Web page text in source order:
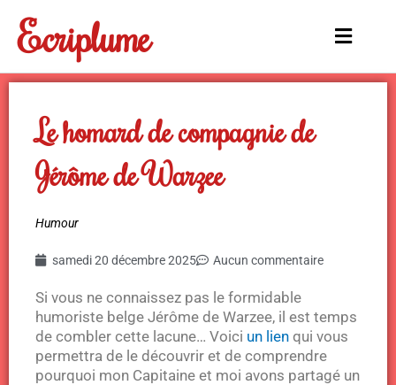
contenu
Ecriplume
Main
Le homard de compagnie de
Jérôme de Warzee
Humour
samedi 20 décembre 2025 Aucun commentaire
Si vous ne connaissez pas le formidable
humoriste belge Jérôme de Warzee, il est temps
de combler cette lacune… Voici un lien qui vous
permettra de le découvrir et de comprendre
pourquoi mon Capitaine et moi avons partagé un